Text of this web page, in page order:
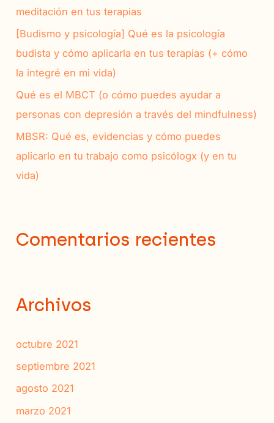
meditación en tus terapias
[Budismo y psicología] Qué es la psicología
budista y cómo aplicarla en tus terapias (+ cómo
la integré en mi vida)
Qué es el MBCT (o cómo puedes ayudar a
personas con depresión a través del mindfulness)
MBSR: Qué es, evidencias y cómo puedes
aplicarlo en tu trabajo como psicólogx (y en tu
vida)
Comentarios recientes
Archivos
octubre 2021
septiembre 2021
agosto 2021
marzo 2021